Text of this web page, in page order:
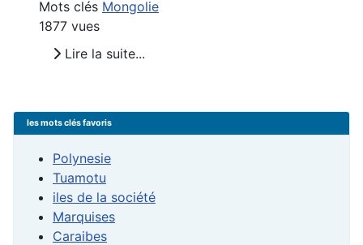
Mots clés Mongolie
1877 vues
Lire la suite...
les mots clés favoris
Polynesie
Tuamotu
iles de la société
Marquises
Caraibes